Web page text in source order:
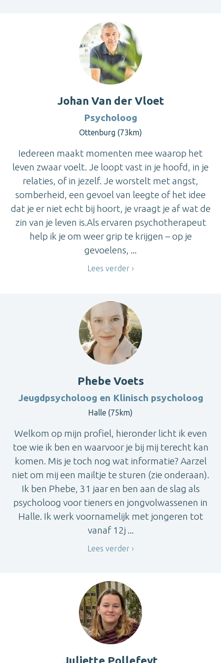
Johan Van der Vloet
Psycholoog
Ottenburg (73km)
Iedereen maakt momenten mee waarop het
leven zwaar voelt. Je loopt vast in je hoofd, in je
relaties, of in jezelf. Je worstelt met angst,
somberheid, een gevoel van leegte of het idee
dat je er niet echt bij hoort, je vraagt je af wat de
zin van je leven is.Als ervaren psychotherapeut
help ik je om weer grip te krijgen – op je
gevoelens, ...
Lees verder
Phebe Voets
Jeugdpsycholoog en Klinisch psycholoog
Halle (75km)
Welkom op mijn profiel, hieronder licht ik even
toe wie ik ben en waarvoor je bij mij terecht kan
komen. Mis je toch nog wat informatie? Aarzel
niet om mij een mailtje te sturen (zie onderaan).
Ik ben Phebe, 31 jaar en ben aan de slag als
psycholoog voor tieners en jongvolwassenen in
Halle. Ik werk voornamelijk met jongeren tot
vanaf 12j ...
Lees verder
Juliette Pollefeyt